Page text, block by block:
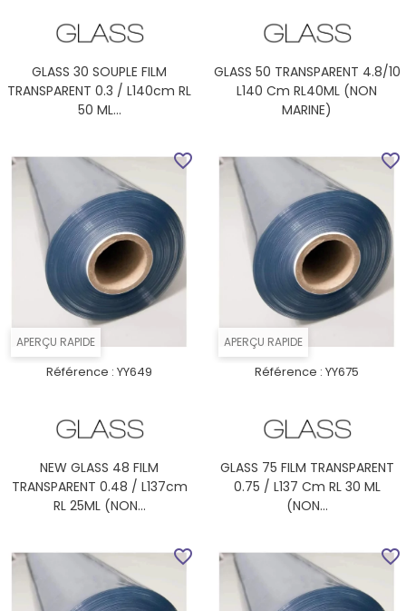
GLASS 30 SOUPLE FILM
TRANSPARENT 0.3 / L140cm RL
50 ML...
GLASS 50 TRANSPARENT 4.8/10
L140 Cm RL40ML (NON
MARINE)
APERÇU RAPIDE
Référence : YY649
NEW GLASS 48 FILM
TRANSPARENT 0.48 / L137cm
RL 25ML (NON...
favorite_border
APERÇU RAPIDE
Référence : YY675
GLASS 75 FILM TRANSPARENT
0.75 / L137 Cm RL 30 ML
(NON...
favorite_border
favorite_border favorite_border